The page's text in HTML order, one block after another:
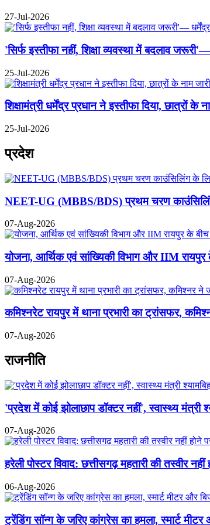
27-Jul-2026
'सिर्फ इस्तीफा नहीं, शिक्षा व्यवस्था में बदलाव
25-Jul-2026
शिक्षामंत्री धर्मेंद्र प्रधान ने इस्तीफा दिया, छात्रों के
25-Jul-2026
प्रदेश
NEET-UG (MBBS/BDS) प्रथम चरण
07-Aug-2026
योजना, आर्थिक एवं सांख्यिकी विभाग और IIM रायपुर
07-Aug-2026
कमिश्नरेट रायपुर में थाना प्रभारी का ट्रांसफर,
07-Aug-2026
राजनीति
'प्रदेश में कोई झोलाछाप डॉक्टर नहीं', स्वास्थ्य मंत्री
07-Aug-2026
हरेली पोस्टर विवाद: छत्तीसगढ़ महतारी की तस्वीर
06-Aug-2026
ट्रेंडिंग सॉन्ग के जरिए कांग्रेस का हमला, स्मार्ट